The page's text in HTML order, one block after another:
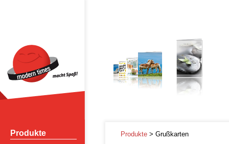
Produkte Produkte > Grußkarten